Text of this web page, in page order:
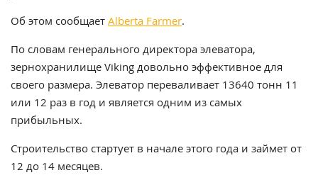
Об этом сообщает Alberta Farmer.
По словам генерального директора элеватора,
зернохранилище Viking довольно эффективное для
своего размера. Элеватор переваливает 13640 тонн 11
или 12 раз в год и является одним из самых
прибыльных.
Строительство стартует в начале этого года и займет от
12 до 14 месяцев.